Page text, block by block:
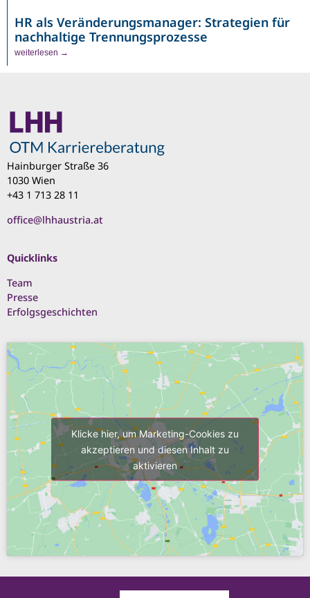
HR als Veränderungsmanager: Strategien für
nachhaltige Trennungsprozesse
weiterlesen →
Hainburger Straße 36
1030 Wien
+43 1 713 28 11
office@lhhaustria.at
Quicklinks
Team
Presse
Erfolgsgeschichten
Klicke hier, um Marketing-Cookies zu
akzeptieren und diesen Inhalt zu
aktivieren